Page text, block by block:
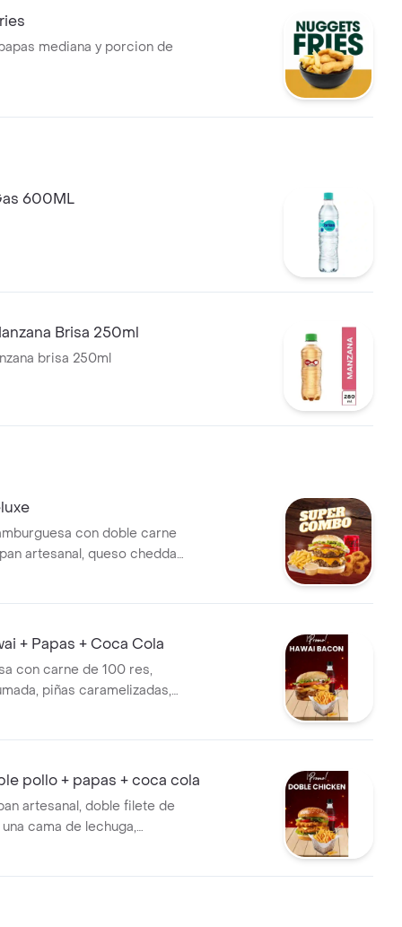
mediana y porcion de
600ML
Brisa 250ml
brisa 250ml
con doble carne
artesanal, queso cheddar,
lechuga y cebolla
+ Papas + Coca Cola
con carne de 100 res,
piñas caramelizadas,
tomate, lechuga,
y tea helado de
pollo + papas + coca cola
artesanal, doble filete de
cama de lechuga,
caramelizada, tocineta